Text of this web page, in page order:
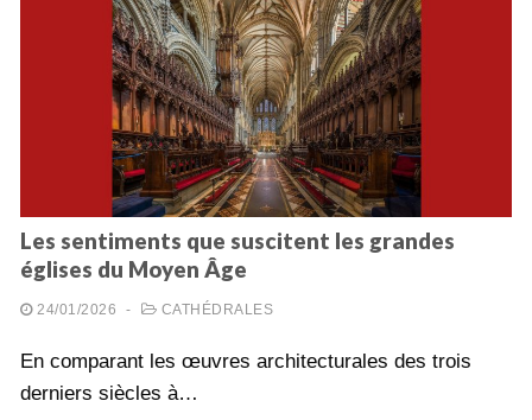
Les sentiments que suscitent les grandes
églises du Moyen Âge
24/01/2026 - CATHÉDRALES
En comparant les œuvres architecturales des trois
derniers siècles à…